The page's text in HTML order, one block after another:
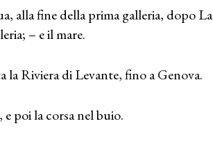
alla fine della prima galleria, dopo La
– e il mare.
la Riviera di Levante, fino a Genova.
poi la corsa nel buio.